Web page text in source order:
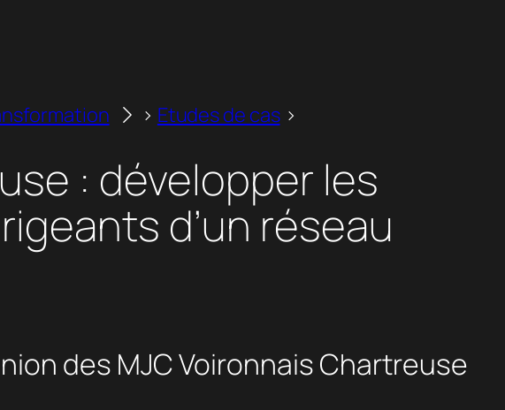
Etudes de cas
: développer les
d’un réseau
des MJC Voironnais Chartreuse